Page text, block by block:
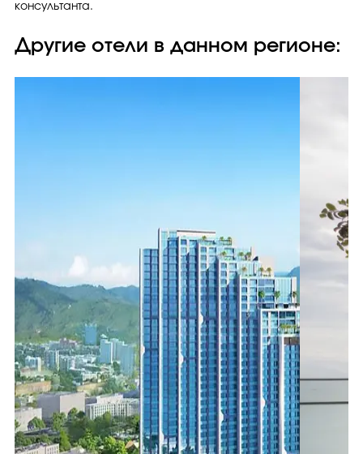
консультанта.
Другие отели в данном регионе: